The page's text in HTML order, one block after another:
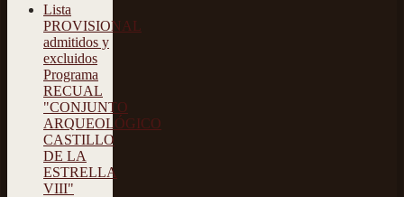
Lista
PROVISIONAL
admitidos y
excluidos
Programa
RECUAL
"CONJUNTO
ARQUEOLÓGICO
CASTILLO
DE LA
ESTRELLA
VIII"